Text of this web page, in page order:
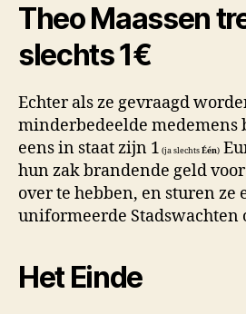
Theo Maassen
slechts 1€
Echter als ze gevraagd
minderbedeelde medemens
eens in staat zijn 1 (ja slechtsÉén)
hun zak brandende geld
over te hebben, en sturen ze
uniformeerde Stadswachten
Het Einde